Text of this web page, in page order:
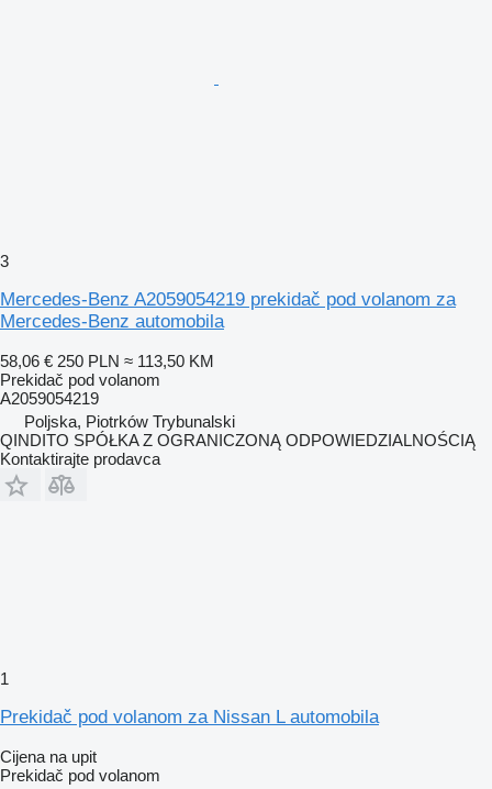
3
Mercedes-Benz A2059054219 prekidač pod volanom za
Mercedes-Benz automobila
58,06 € 250 PLN ≈ 113,50 KM
Prekidač pod volanom
A2059054219
Poljska, Piotrków Trybunalski
QINDITO SPÓŁKA Z OGRANICZONĄ ODPOWIEDZIALNOŚCIĄ
Kontaktirajte prodavca
1
Prekidač pod volanom za Nissan L automobila
Cijena na upit
Prekidač pod volanom